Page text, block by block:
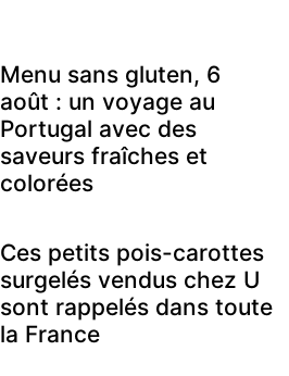
Menu sans gluten, 6
août : un voyage au
Portugal avec des
saveurs fraîches et
colorées
Ces petits pois-carottes
surgelés vendus chez U
sont rappelés dans toute
la France